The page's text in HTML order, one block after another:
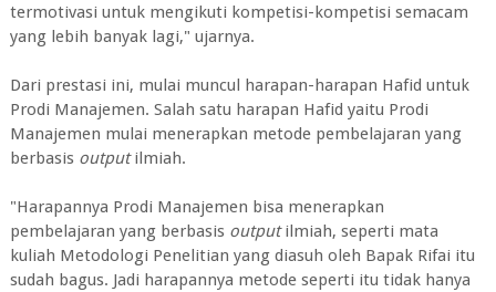
termotivasi untuk mengikuti kompetisi-kompetisi semacam
yang lebih banyak lagi," ujarnya.
Dari prestasi ini, mulai muncul harapan-harapan Hafid untuk
Prodi Manajemen. Salah satu harapan Hafid yaitu Prodi
Manajemen mulai menerapkan metode pembelajaran yang
berbasis outputilmiah.
"Harapannya Prodi Manajemen bisa menerapkan
pembelajaran yang berbasis outputilmiah, seperti mata
kuliah Metodologi Penelitian yang diasuh oleh Bapak Rifai itu
sudah bagus. Jadi harapannya metode seperti itu tidak hanya